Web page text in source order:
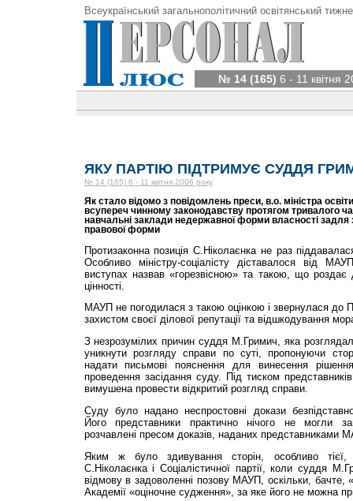
Всеукраїнський загальнополітичний освітянський
№ 14 (165) 6 - 11 квітня
ЯКУ ПАРТІЮ ПІДТРИМУЄ СУДДЯ
№ 14 (165) 6 - 11 квітня 2006 року
Як стало відомо з повідомлень преси, в.о. міністра
всупереч чинному законодавству протягом тривалого
навчальні заклади недержавної форми власності задля
правової форми
Протизаконна позиція С.Ніколаєнка не раз
Особливо міністру-соціалісту діставалося від
виступах назвав «горезвісною» та такою, що роздає
цінності.
МАУП не погодилася з такою оцінкою і звернулася до
захистом своєї ділової репутації та відшкодування
З незрозумілих причин суддя М.Гримич, яка
уникнути розгляду справи по суті, пропонуючи
надати письмові пояснення для винесення
проведення засідання суду. Під тиском
вимушена провести відкритий розгляд справи.
Суду було надано неспростовні докази
Його представники практично нічого не могли
розчавлені пресом доказів, наданих представниками
Яким ж було здивування сторін, особливо тієї,
С.Ніколаєнка і Соціалістичної партії, коли суддя
відмову в задоволенні позову МАУП, оскільки, бачте,
Академії «оціночне судження», за яке його не можна